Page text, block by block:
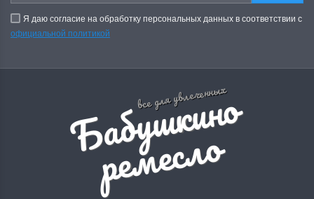
Я даю согласие на обработку персональных данных в соответствии с
официальной политикой
все для увлеченных
Б
а
б
у
ш
к
и
н
о
р
е
м
е
с
л
о